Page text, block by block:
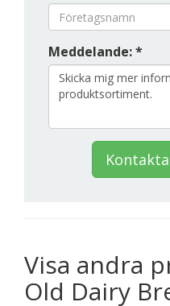
Meddelande: *
Visa andra
Old Dairy